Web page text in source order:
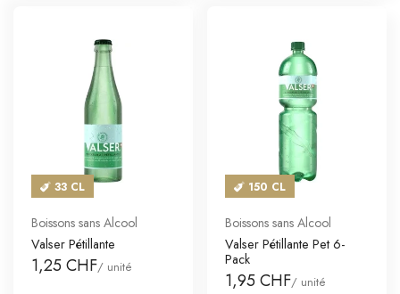
33 CL
Boissons sans Alcool
Valser Pétillante
1,25 CHF/ unité
150 CL
Boissons sans Alcool
Valser Pétillante Pet 6-
Pack
1,95 CHF/ unité